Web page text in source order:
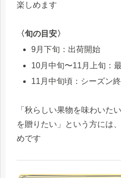
楽しめます
〈旬の目安〉
9月下旬：出荷開始
10月中旬〜11月上旬：
11月中旬頃：シーズン
「秋らしい果物を味わいた
を贈りたい」という方には
めです